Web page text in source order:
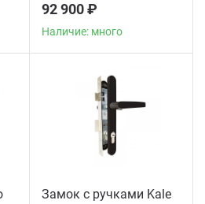
92 900 ₽
Наличие: много
Замок с ручками Kale